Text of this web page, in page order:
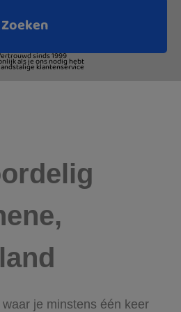
je minstens één keer